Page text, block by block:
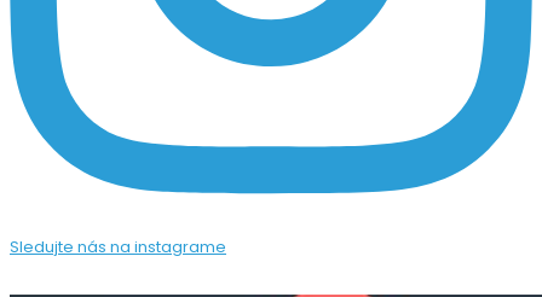
Sledujte nás na instagrame